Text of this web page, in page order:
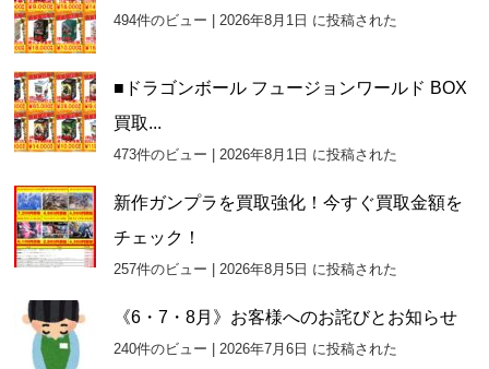
494件のビュー |2026年8月1日 に投稿された
■ドラゴンボール フュージョンワールド BOX
買取...
473件のビュー |2026年8月1日 に投稿された
新作ガンプラを買取強化！今すぐ買取金額を
チェック！
257件のビュー |2026年8月5日 に投稿された
《6・7・8月》お客様へのお詫びとお知らせ
240件のビュー |2026年7月6日 に投稿された